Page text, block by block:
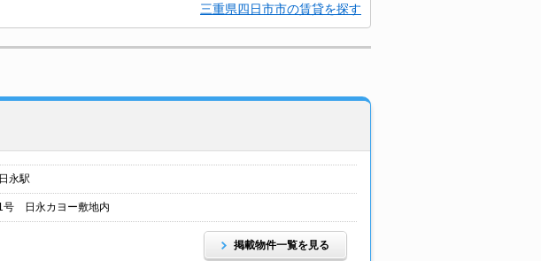
三重県四日市市の賃貸を探す
永駅
号 日永カヨー敷地内
掲載物件一覧を見る